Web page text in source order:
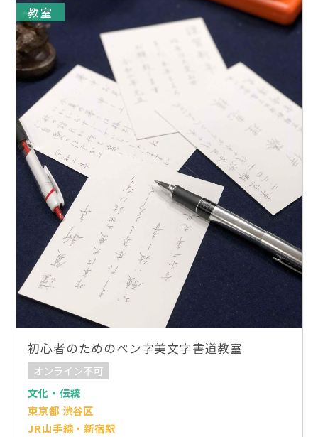
教室
初心者のためのペン字美文字書道教室
オンライン不可
文化・伝統
東京都 渋谷区
JR山手線・新宿駅